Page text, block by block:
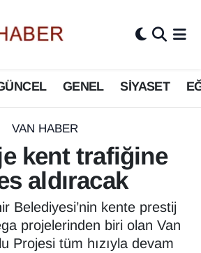
GENEL SİYASET
VAN HABER
kent trafiğine
aldıracak
Belediyesi’nin kente prestij
projelerinden biri olan Van
Projesi tüm hızıyla devam
Haritası